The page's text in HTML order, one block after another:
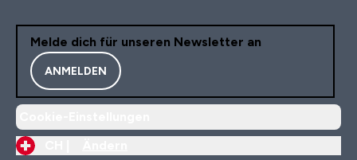
08/09/16 VON MYPROTEIN